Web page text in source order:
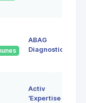
ABAG
Diagnostics
Activ
'Expertise